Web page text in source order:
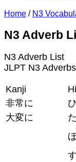
Home / N3
N3 Adverb
N3 Adverb List
JLPT N3
Kanji
非常に
大変に